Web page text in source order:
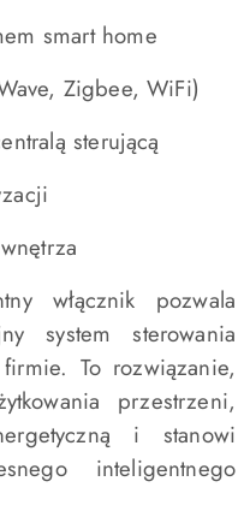
smart home
Zigbee, WiFi)
sterującą
włącznik pozwala
system sterowania
To rozwiązanie,
przestrzeni,
i stanowi
inteligentnego